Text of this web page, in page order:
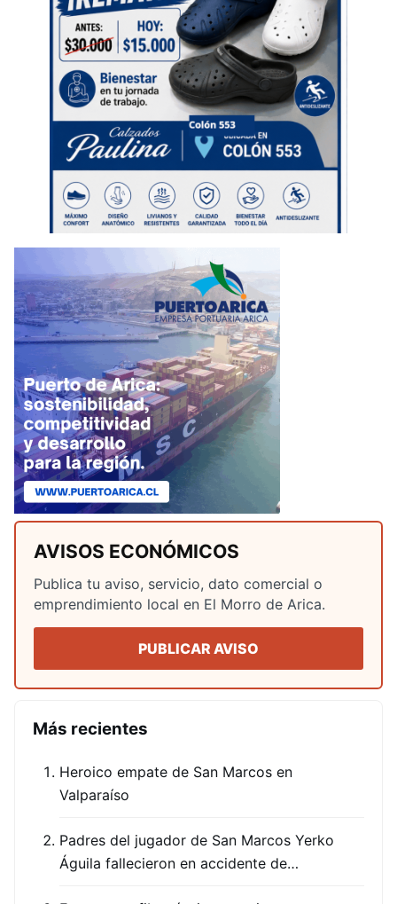
AVISOS ECONÓMICOS
Publica tu aviso, servicio, dato comercial o
emprendimiento local en El Morro de Arica.
PUBLICAR AVISO
Más recientes
Heroico empate de San Marcos en
Valparaíso
Padres del jugador de San Marcos Yerko
Águila fallecieron en accidente de…